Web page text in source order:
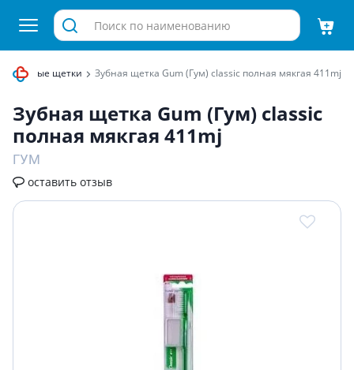
Зубные щетки Зубная щетка Gum (Гум) classic полная мякгая 411mj
Зубная щетка Gum (Гум) classic
полная мякгая 411mj
ГУМ
оставить отзыв